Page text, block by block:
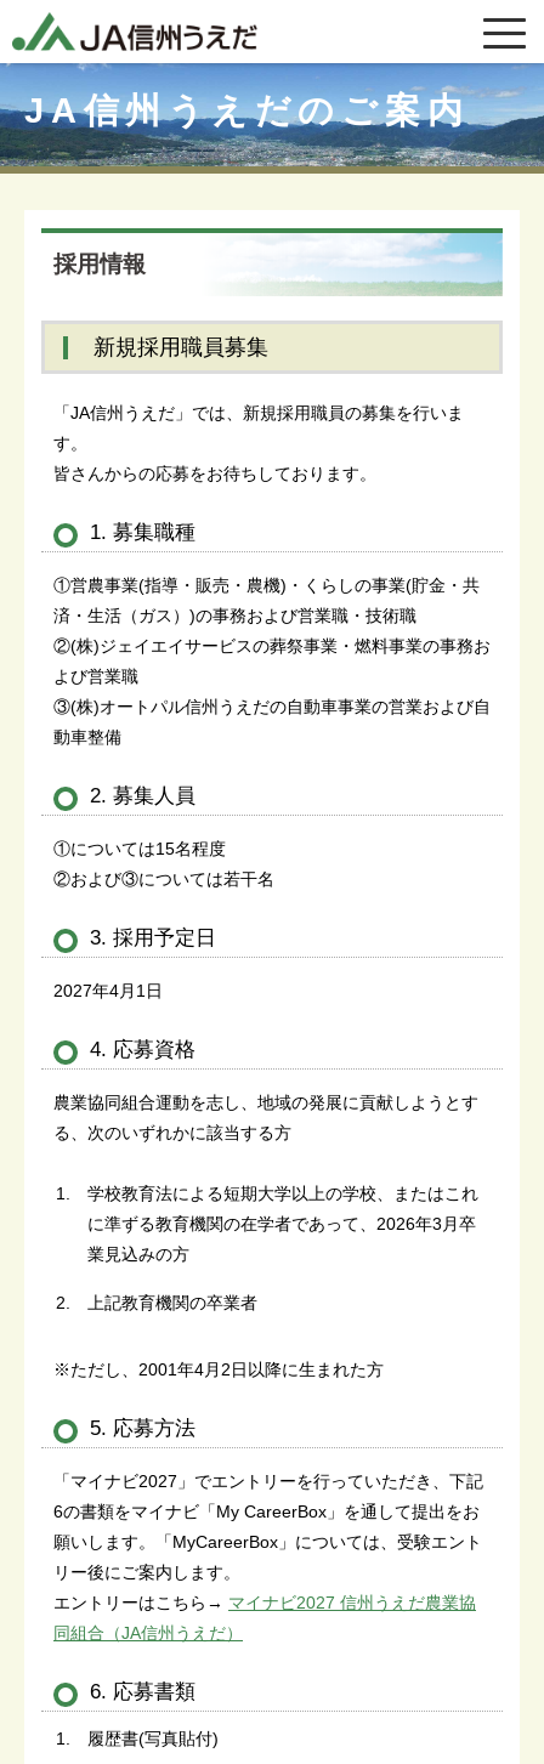
JA信州うえだのご案内
採用情報
新規採用職員募集
「JA信州うえだ」では、新規採用職員の募集を行いま
す。
皆さんからの応募をお待ちしております。
1. 募集職種
①営農事業(指導・販売・農機)・くらしの事業(貯金・共
済・生活（ガス）)の事務および営業職・技術職
②(株)ジェイエイサービスの葬祭事業・燃料事業の事務お
よび営業職
③(株)オートパル信州うえだの自動車事業の営業および自
動車整備
2. 募集人員
①については15名程度
②および③については若干名
3. 採用予定日
2027年4月1日
4. 応募資格
農業協同組合運動を志し、地域の発展に貢献しようとす
る、次のいずれかに該当する方
学校教育法による短期大学以上の学校、またはこれ
に準ずる教育機関の在学者であって、2026年3月卒
業見込みの方
上記教育機関の卒業者
※ただし、2001年4月2日以降に生まれた方
5. 応募方法
「マイナビ2027」でエントリーを行っていただき、下記
6の書類をマイナビ「My CareerBox」を通して提出をお
願いします。「MyCareerBox」については、受験エント
リー後にご案内します。
エントリーはこちら→ マイナビ2027 信州うえだ農業協
同組合（JA信州うえだ）
6. 応募書類
履歴書(写真貼付)